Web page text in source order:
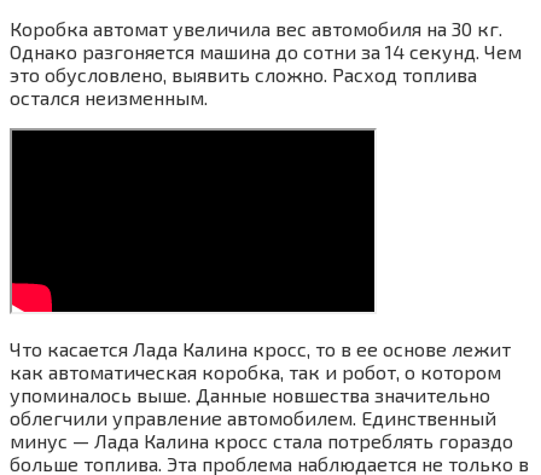
Коробка автомат увеличила вес автомобиля на 30 кг.
Однако разгоняется машина до сотни за 14 секунд. Чем
это обусловлено, выявить сложно. Расход топлива
остался неизменным.
Что касается Лада Калина кросс, то в ее основе лежит
как автоматическая коробка, так и робот, о котором
упоминалось выше. Данные новшества значительно
облегчили управление автомобилем. Единственный
минус — Лада Калина кросс стала потреблять гораздо
больше топлива. Эта проблема наблюдается не только в